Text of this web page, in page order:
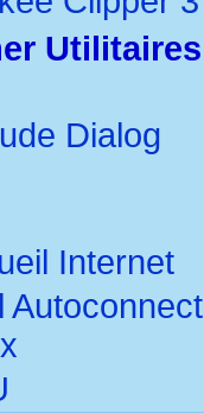
Utilitaires
Dialog
Internet
Autoconnect